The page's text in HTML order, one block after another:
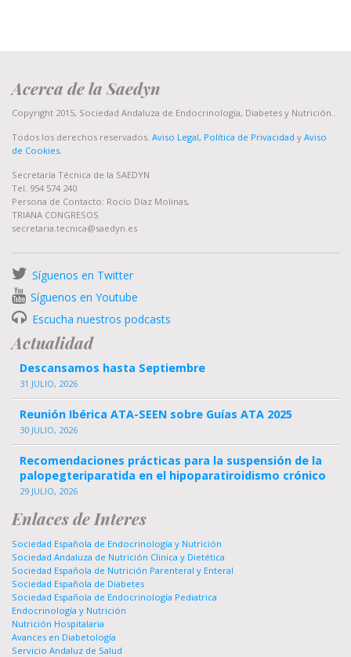
Acerca de la Saedyn
Copyright 2015, Sociedad Andaluza de Endocrinología, Diabetes y Nutrición..
Todos los derechos reservados. Aviso Legal, Política de Privacidad y Aviso
de Cookies.
Secretaría Técnica de la SAEDYN
Tel. 954 574 240
Persona de Contacto: Rocío Díaz Molinas,
TRIANA CONGRESOS
secretaria.tecnica@saedyn.es
Síguenos en Twitter
Síguenos en Youtube
Escucha nuestros podcasts
Actualidad
Descansamos hasta Septiembre
31 JULIO, 2026
Reunión Ibérica ATA-SEEN sobre Guías ATA 2025
30 JULIO, 2026
Recomendaciones prácticas para la suspensión de la
palopegteriparatida en el hipoparatiroidismo crónico
29 JULIO, 2026
Enlaces de Interes
Sociedad Española de Endocrinología y Nutrición
Sociedad Andaluza de Nutrición Clinica y Dietética
Sociedad Española de Nutrición Parenteral y Enteral
Sociedad Española de Diabetes
Sociedad Española de Endocrinología Pediatrica
Endocrinología y Nutrición
Nutrición Hospitalaria
Avances en Diabetología
Servicio Andaluz de Salud